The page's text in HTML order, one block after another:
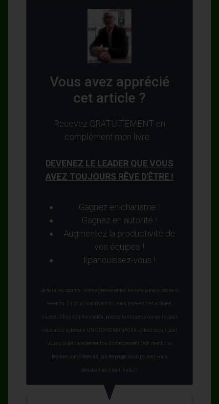
Vous avez apprécié
cet article ?
Recevez GRATUITEMENT en
complément mon livre :
DEVENEZ LE LEADER QUE VOUS
AVEZ TOUJOURS RÊVE D'ÊTRE !
Gagnez en charisme !
Gagnez en autorité !
Augmentez la productivité de
vos équipes !
Epanouissez-vous !
Je hais les spams : votre adresse email ne sera jamais cédée ni
revendu. En vous inscrivant ici, vous recevez des articles,
vidéos, offres commerciales, podcasts et autres conseils pour
vous aider à devenir UN GRAND MANAGER, et tout ce qui peut
vous y aider directement ou indirectement. Voir mentions
légales complètes en bas de page. Vous pouvez vous
désabonner à tout instant.